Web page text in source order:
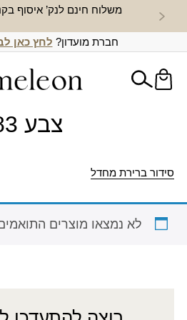
משלוח חינם לנק’ איסוף
חברת מועדון? לחץ כאן
צבע 83
סידור ברירת מחדל
לא נמצאו מוצרים